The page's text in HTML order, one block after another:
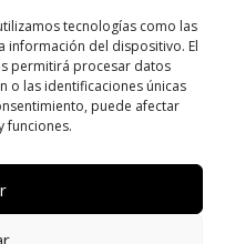
tecnologías como las
información del dispositivo. El
permitirá procesar datos
o las identificaciones únicas
puede afectar
funciones.